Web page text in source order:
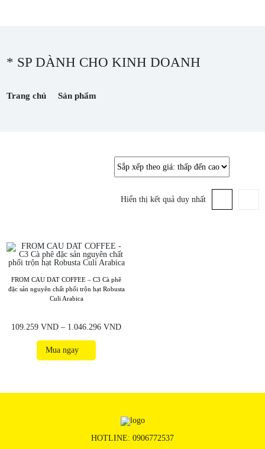
* SP DÀNH CHO KINH DOANH
Trang chủ Sản phẩm
Hiển thị kết quả duy nhất
FROM CAU DAT COFFEE – C3 Cà phê
đặc sản nguyên chất phối trộn hạt Robusta
Culi Arabica
109.259 VND – 1.046.296 VND
Mua ngay
HOTLINE: 0906772537